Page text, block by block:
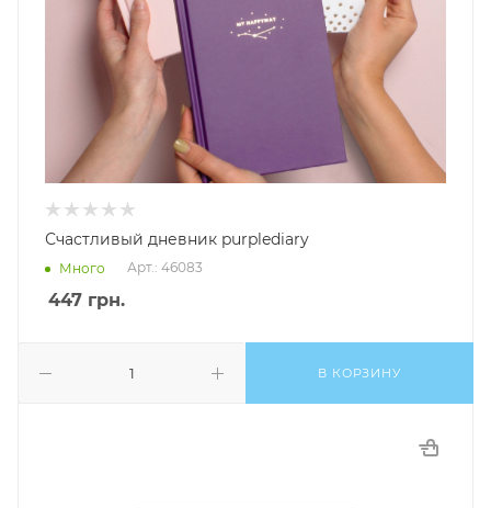
Счастливый дневник purplediary
Много Арт.: 46083
447 грн.
В КОРЗИНУ